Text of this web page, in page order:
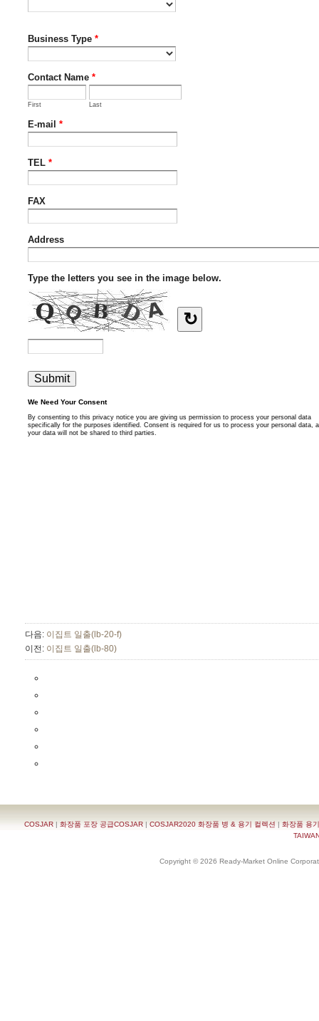
다음: 이집트 일출(lb-20-f)
이전: 이집트 일출(lb-80)
COSJAR | 화장품 포장 공급COSJAR | COSJAR2020 화장품 병 & 용기 컬렉션 | 화장품 용
Copyright © 2026 Ready-Market Online